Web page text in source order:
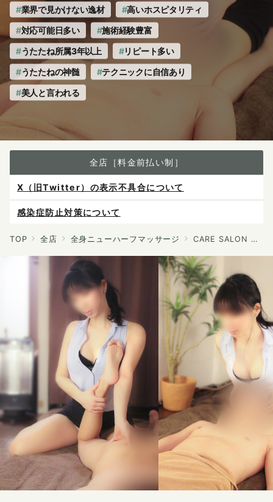
業界で見かけない逸材
高いホスピタリティ
対応可能日多い
施術経験豊富
うたたね所属3年以上
リピート多い
うたたねの神髄
テクニックに自信あり
美人と言われる
全店［料金前払い制］
感染症防止対策について
ご予約は各店へ直接お問い合わせください。
料金は当日施術前にお支払いください。
X（旧Twitter）の表示不具合について
TOP 全店 全身ニューハーフマッサージ CARE SALON アルストロメリア